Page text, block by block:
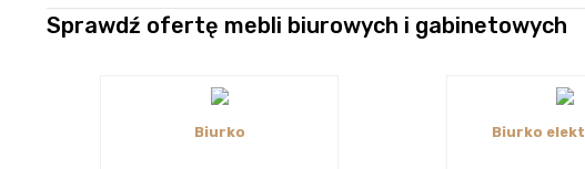
Sprawdź ofertę mebli biurowych i gabinetowych
Biurko Biurko